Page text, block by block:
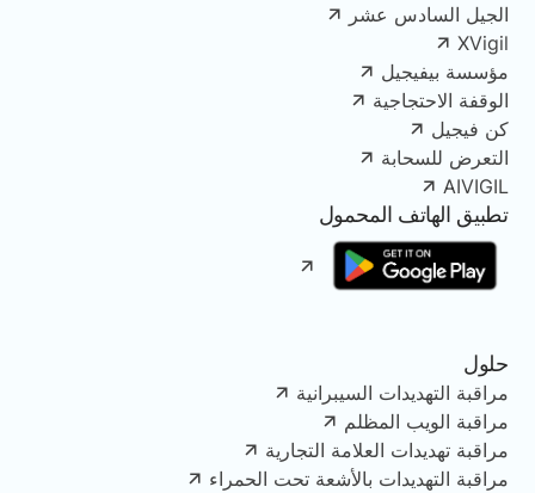
الجيل السادس عشر
XVigil
مؤسسة بيفيجيل
الوقفة الاحتجاجية
كن فيجيل
التعرض للسحابة
AIVIGIL
تطبيق الهاتف المحمول
حلول
مراقبة التهديدات السيبرانية
مراقبة الويب المظلم
مراقبة تهديدات العلامة التجارية
مراقبة التهديدات بالأشعة تحت الحمراء